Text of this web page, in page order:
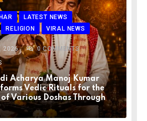
LATEST NEWS
RELIGION VIRAL NEWS
2026 0COMMENTS
Acharya Manoj Kumar
Vedic Rituals for the
Various Doshas Through